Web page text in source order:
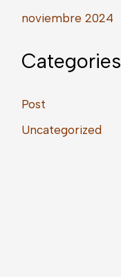
noviembre 2024
Categories
Post
Uncategorized